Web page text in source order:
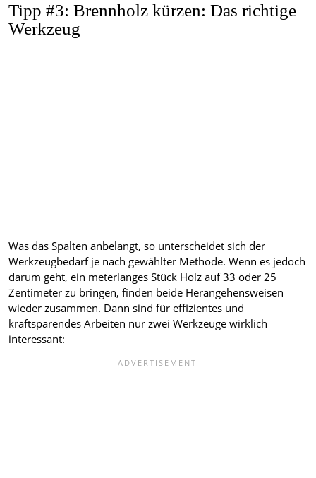
Tipp #3: Brennholz kürzen: Das richtige
Werkzeug
Was das Spalten anbelangt, so unterscheidet sich der
Werkzeugbedarf je nach gewählter Methode. Wenn es jedoch
darum geht, ein meterlanges Stück Holz auf 33 oder 25
Zentimeter zu bringen, finden beide Herangehensweisen
wieder zusammen. Dann sind für effizientes und
kraftsparendes Arbeiten nur zwei Werkzeuge wirklich
interessant: